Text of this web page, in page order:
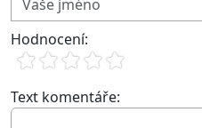
Hodnocení:
Text komentáře: